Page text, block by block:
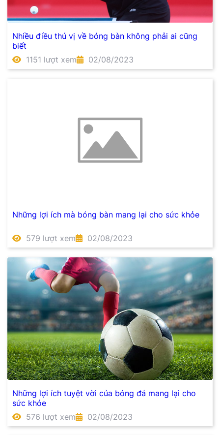
Nhiều điều thú vị về bóng bàn không phải ai cũng
biết
1151 lượt xem
02/08/2023
Những lợi ích mà bóng bàn mang lại cho sức khỏe
579 lượt xem 02/08/2023
Những lợi ích tuyệt vời của bóng đá mang lại cho
sức khỏe
576 lượt xem
02/08/2023